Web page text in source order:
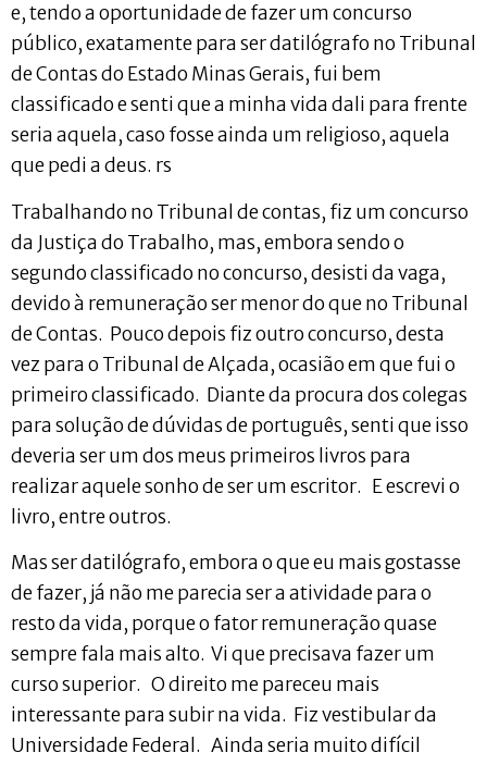
e, tendo a oportunidade de fazer um concurso
público, exatamente para ser datilógrafo no Tribunal
de Contas do Estado Minas Gerais, fui bem
classificado e senti que a minha vida dali para frente
seria aquela, caso fosse ainda um religioso, aquela
que pedi a deus. rs
Trabalhando no Tribunal de contas, fiz um concurso
da Justiça do Trabalho, mas, embora sendo o
segundo classificado no concurso, desisti da vaga,
devido à remuneração ser menor do que no Tribunal
de Contas. Pouco depois fiz outro concurso, desta
vez para o Tribunal de Alçada, ocasião em que fui o
primeiro classificado. Diante da procura dos colegas
para solução de dúvidas de português, senti que isso
deveria ser um dos meus primeiros livros para
realizar aquele sonho de ser um escritor. E escrevi o
livro, entre outros.
Mas ser datilógrafo, embora o que eu mais gostasse
de fazer, já não me parecia ser a atividade para o
resto da vida, porque o fator remuneração quase
sempre fala mais alto. Vi que precisava fazer um
curso superior. O direito me pareceu mais
interessante para subir na vida. Fiz vestibular da
Universidade Federal. Ainda seria muito difícil